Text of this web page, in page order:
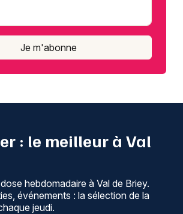
Je m'abonne
: le meilleur à Val
hebdomadaire à Val de Briey.
événements : la sélection de la
jeudi.